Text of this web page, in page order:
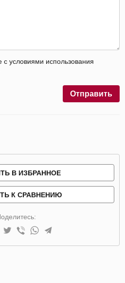
условиями использования
Отправить
В ИЗБРАННОЕ
К СРАВНЕНИЮ